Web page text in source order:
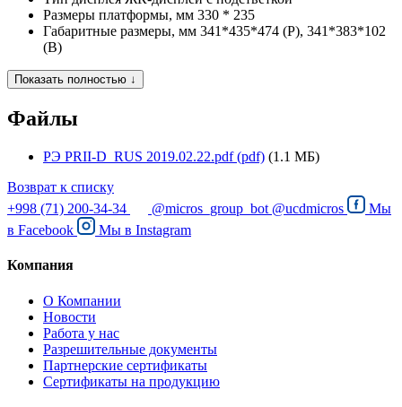
Размеры платформы, мм 330 * 235
Габаритные размеры, мм 341*435*474 (Р), 341*383*102
(В)
Показать полностью ↓
Файлы
РЭ PRII-D_RUS 2019.02.22.pdf (pdf) (1.1 МБ)
Возврат к списку
+998 (71) 200-34-34
@micros_group_bot @ucdmicros
Мы
в Facebook Мы в Instagram
Компания
О Компании
Новости
Работа у нас
Разрешительные документы
Партнерские сертификаты
Сертификаты на продукцию